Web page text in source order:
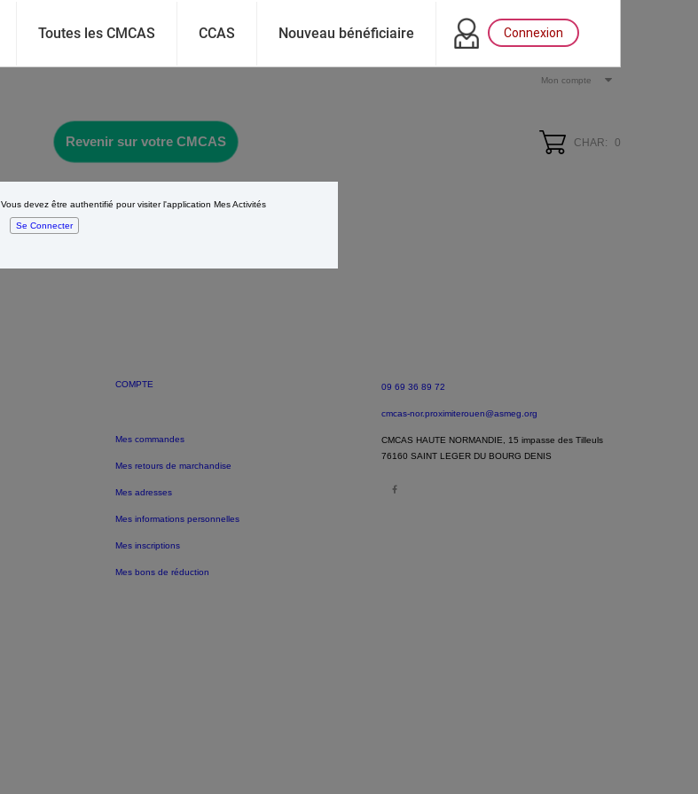
Toutes les CMCAS CCAS Nouveau bénéficiaire Connexion
Vous devez être authentifié pour visiter l'application Mes Activités
Se Connecter
Mon compte
Revenir sur votre CMCAS CHAR: 0
COMPTE
Mes commandes
Mes retours de marchandise
Mes adresses
Mes informations personnelles
Mes inscriptions
Mes bons de réduction
09 69 36 89 72
cmcas-nor.proximiterouen@asmeg.org
CMCAS HAUTE NORMANDIE, 15 impasse des Tilleuls
76160 SAINT LEGER DU BOURG DENIS